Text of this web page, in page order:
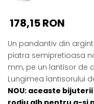
178,15 RON
Un pandantiv din
piatra semipretioasa
mm, pe un lantisor de
Lungimea lantisorului
NOU: aceaste